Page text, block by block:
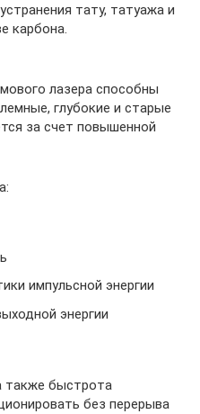
тату, татуажа и
карбона.
лазера способны
глубокие и старые
за счет повышенной
импульсной энергии
энергии
также быстрота
без перерыва